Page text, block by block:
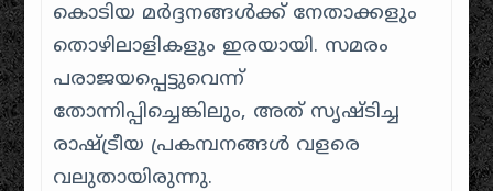
കൊടിയ മർദ്ദനങ്ങൾക്ക് നേതാക്കളും
തൊഴിലാളികളും ഇരയായി. സമരം
പരാജയപ്പെട്ടുവെന്ന്
തോന്നിപ്പിച്ചെങ്കിലും, അത് സൃഷ്ടിച്ച
രാഷ്ട്രീയ പ്രകമ്പനങ്ങൾ വളരെ
വലുതായിരുന്നു.